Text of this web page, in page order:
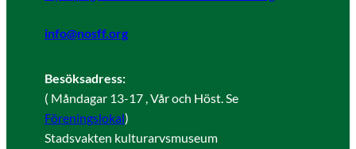
info@nosff.org
Besöksadress:
( Måndagar 13-17 , Vår och Höst. Se
Föreningslokal)
Stadsvakten kulturarvsmuseum